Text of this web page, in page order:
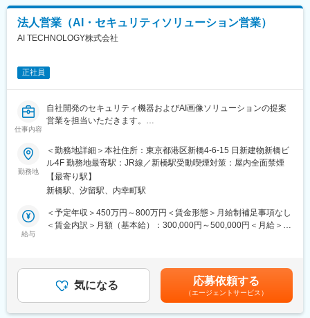
ーケット開拓・実行」のいずれかに軸足を置きつつ、以下のミッ
ションを遂行します。
リース会社や保険会社、エネルギー企業等のパートナー企業に対
し、自社のAI・データ基盤を組み込んだ共同事業や新サービスの
企画・提案。
走行データ×AIによって産業全体の非効率を解決する新しい収益モ
デルのデザイン。
大手企業（数千単位の車両保有）の経営層に対し、AI活用による
DX戦略の立案から、投資対効果（ROI）のシミュレーション、実
導入までの合意形成。
各業界のキーマンへのアプローチ、および複雑な利害関係が絡む
大規模ディール（数億円規模）のマネジメント。
法人営業（AI・セキュリティソリューション営業）
AI TECHNOLOGY株式会社
正社員
仕事内容
自社開発のセキュリティ機器およびAI画像ソリューションの提案
営業を担当いただきます。
案を行う営業ポジションです。
具体的業務
・顧客ニーズのヒアリング
・製品・サービスの提案営業
・導入までの調整・フォロー
・既存顧客の関係構築
※メーカー営業として技術部門と連携しながら提案を行います
勤務地
＜勤務地詳細＞本社住所：東京都港区新橋4-6-15 日新建物新橋ビ
ル4F 勤務地最寄駅：JR線／新橋駅受動喫煙対策：屋内全面禁煙
【最寄り駅】
新橋駅、汐留駅、内幸町駅
給与
＜予定年収＞450万円～800万円＜賃金形態＞月給制補足事項なし
＜賃金内訳＞月額（基本給）：300,000円～500,000円＜月給＞
度 の支給実績あり 各種手当有モデル年収例30代(1年目)350万円
30代(2年目)590万円30代(3年目)760万円賃金はあくまでも目安の
金額であり、選考を通じて上下する可能性があります。月給(月額)
は固定手当を含めた表記です。
気になる 応募依頼する
（エージェントサービス）